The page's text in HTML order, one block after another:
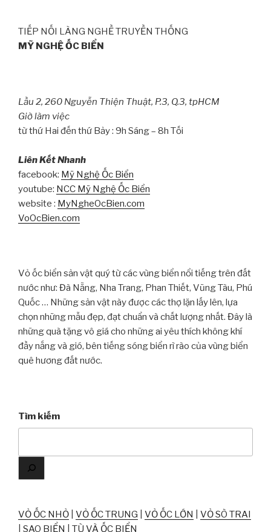
TIẾP NỐI LÀNG NGHỀ TRUYỀN THỐNG
MỸ NGHỆ ỐC BIỂN
Lầu 2, 260 Nguyễn Thiện Thuật, P.3, Q.3, tpHCM
Giờ làm việc
từ thứ Hai đến thứ Bảy : 9h Sáng – 8h Tối
Liên Kết Nhanh
facebook: Mỹ Nghệ Ốc Biển
youtube: NCC Mỹ Nghệ Ốc Biển
website : MyNgheOcBien.com
VoOcBien.com
Vỏ ốc biển sản vật quý từ các vùng biển nổi tiếng trên đất
nước như: Đà Nẵng, Nha Trang, Phan Thiết, Vũng Tàu, Phú
Quốc … Những sản vật này được các thợ lặn lấy lên, lựa
chọn những mẫu đẹp, đạt chuẩn và chất lượng nhất. Đây là
những quà tặng vô giá cho những ai yêu thích không khí
đầy nắng và gió, bên tiếng sóng biển rì rào của vùng biển
quê hương đất nước.
Tìm kiếm
VỎ ỐC NHỎ VỎ ỐC TRUNG VỎ ỐC LỚN
VỎ SÒ TRAI
SAO BIỂN TÙ VÀ ỐC BIỂN